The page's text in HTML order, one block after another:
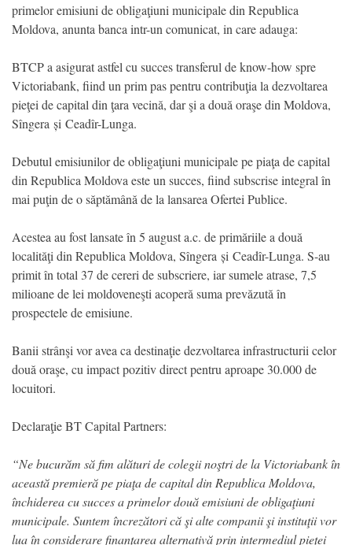
primelor emisiuni de obligaţiuni municipale din Republica
Moldova, anunta banca intr-un comunicat, in care adauga:
BTCP a asigurat astfel cu succes transferul de know-how spre
Victoriabank, fiind un prim pas pentru contribuţia la dezvoltarea
pieţei de capital din ţara vecină, dar şi a două oraşe din Moldova,
Sîngera și Ceadîr-Lunga.
Debutul emisiunilor de obligaţiuni municipale pe piaţa de capital
din Republica Moldova este un succes, fiind subscrise integral în
mai puţin de o săptămână de la lansarea Ofertei Publice.
Acestea au fost lansate în 5 august a.c. de primăriile a două
localităţi din Republica Moldova, Sîngera și Ceadîr-Lunga. S-au
primit în total 37 de cereri de subscriere, iar sumele atrase, 7,5
milioane de lei moldoveneşti acoperă suma prevăzută în
prospectele de emisiune.
Banii strânşi vor avea ca destinaţie dezvoltarea infrastructurii celor
două oraşe, cu impact pozitiv direct pentru aproape 30.000 de
locuitori.
Declaraţie BT Capital Partners:
“Ne bucurăm să fim alături de colegii noştri de la Victoriabank în
această premieră pe piaţa de capital din Republica Moldova,
închiderea cu succes a primelor două emisiuni de obligaţiuni
municipale. Suntem încrezători că şi alte companii şi instituţii vor
lua în considerare finanţarea alternativă prin intermediul pieţei